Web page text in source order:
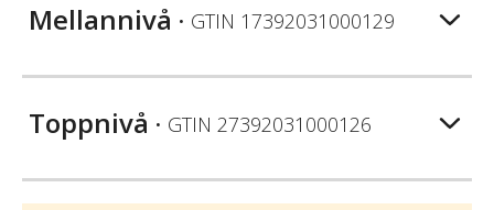
Mellannivå • GTIN 17392031000129
Toppnivå • GTIN 27392031000126